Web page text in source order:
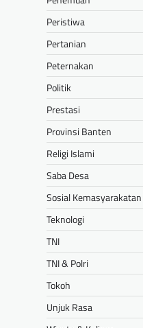
Peristiwa
Pertanian
Peternakan
Politik
Prestasi
Provinsi Banten
Religi Islami
Saba Desa
Sosial Kemasyarakatan
Teknologi
TNI
TNI & Polri
Tokoh
Unjuk Rasa